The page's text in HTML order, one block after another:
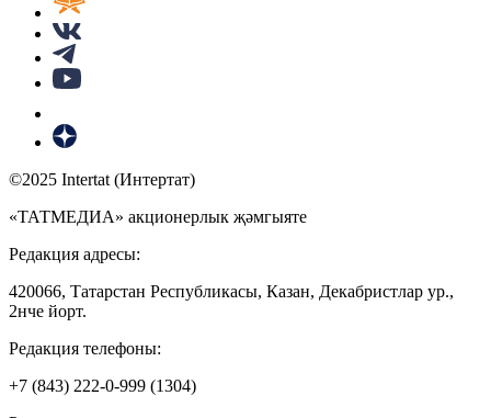
©2025 Intertat (Интертат)
«ТАТМЕДИА» акционерлык җәмгыяте
Редакция адресы:
420066, Татарстан Республикасы, Казан, Декабристлар ур.,
2нче йорт.
Редакция телефоны:
+7 (843) 222-0-999 (1304)